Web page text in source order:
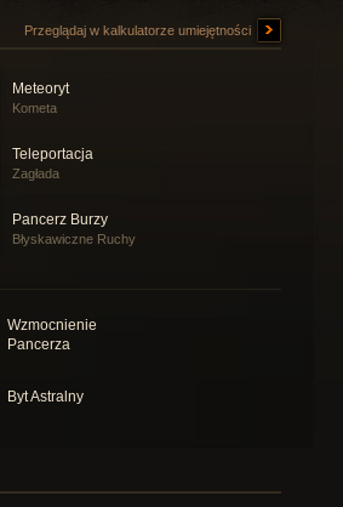
Przeglądaj w kalkulatorze umiejętności
Meteoryt
Kometa
Teleportacja
Zagłada
Pancerz Burzy
Błyskawiczne Ruchy
Wzmocnienie
Pancerza
Byt Astralny